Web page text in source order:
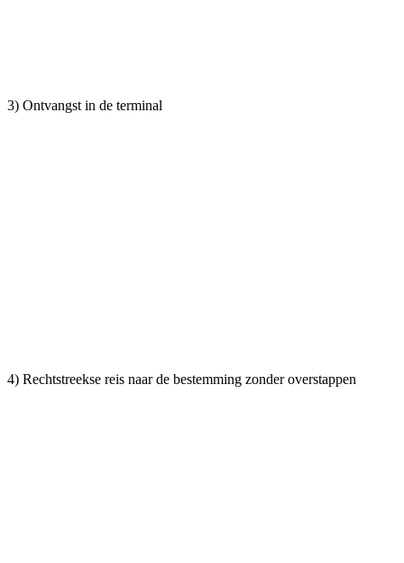
3) Ontvangst in de terminal
4) Rechtstreekse reis naar de bestemming zonder overstappen